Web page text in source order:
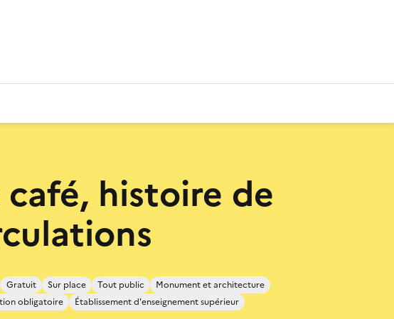
café, histoire de
Gratuit Sur place Tout public
Monument et architecture
obligatoire
Établissement d'enseignement supérieur